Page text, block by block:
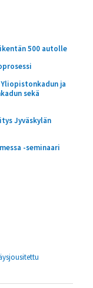
500 autolle
ja
sekä
Jyväskylän
-seminaari